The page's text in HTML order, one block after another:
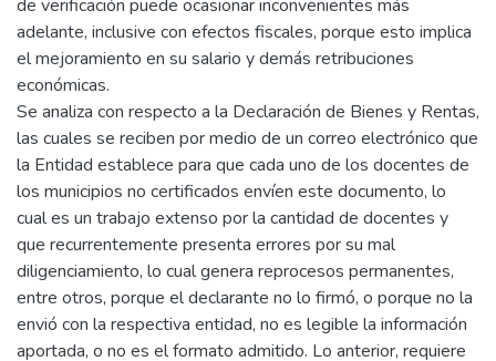
de verificación puede ocasionar inconvenientes más
adelante, inclusive con efectos fiscales, porque esto implica
el mejoramiento en su salario y demás retribuciones
económicas.
Se analiza con respecto a la Declaración de Bienes y Rentas,
las cuales se reciben por medio de un correo electrónico que
la Entidad establece para que cada uno de los docentes de
los municipios no certificados envíen este documento, lo
cual es un trabajo extenso por la cantidad de docentes y
que recurrentemente presenta errores por su mal
diligenciamiento, lo cual genera reprocesos permanentes,
entre otros, porque el declarante no lo firmó, o porque no la
envió con la respectiva entidad, no es legible la información
aportada, o no es el formato admitido. Lo anterior, requiere